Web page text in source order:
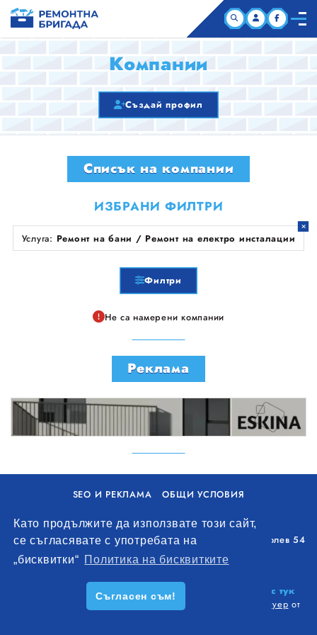
Като продължите да използвате този сайт,
се съгласявате с употребата на
„бисквитки“ Политика на бисквитките
Съгласен съм!
КОМПАНИИ
ЗА НАС
Компании
Създай профил
Списък на компании
ИЗБРАНИ ФИЛТРИ
Услуга: Ремонт на бани / Ремонт на електро инсталации
Филтри
Не са намерени компании
Реклама
SEO И РЕКЛАМА
ОБЩИ УСЛОВИЯ
Уолоу Интернешънъл ЕООД, гр. Варна, бул. Генерал Колев 54
+359 893 621 112
office@remontna-brigada.com
Създай профил на своя строителен бизнес тук
. Всички права запазени. Изработка на софтуер от